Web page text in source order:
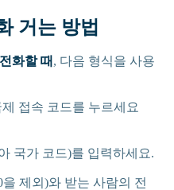
거는 방법
화할 때 , 다음 형식을 사용
접속 코드를 누르세요
국가 코드)를 입력하세요.
제외)와 받는 사람의 전